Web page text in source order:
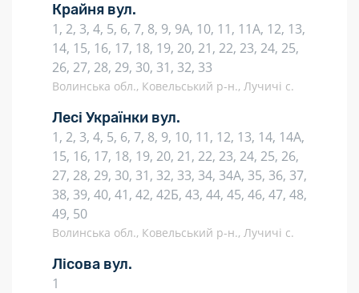
Крайня вул.
1, 2, 3, 4, 5, 6, 7, 8, 9, 9А, 10, 11, 11А, 12, 13,
14, 15, 16, 17, 18, 19, 20, 21, 22, 23, 24, 25,
26, 27, 28, 29, 30, 31, 32, 33
Волинська обл., Ковельський р-н., Лучичі с.
Лесі Українки вул.
1, 2, 3, 4, 5, 6, 7, 8, 9, 10, 11, 12, 13, 14, 14А,
15, 16, 17, 18, 19, 20, 21, 22, 23, 24, 25, 26,
27, 28, 29, 30, 31, 32, 33, 34, 34А, 35, 36, 37,
38, 39, 40, 41, 42, 42Б, 43, 44, 45, 46, 47, 48,
49, 50
Волинська обл., Ковельський р-н., Лучичі с.
Лісова вул.
1